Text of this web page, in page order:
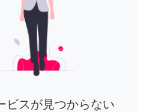
ビスが見つからない